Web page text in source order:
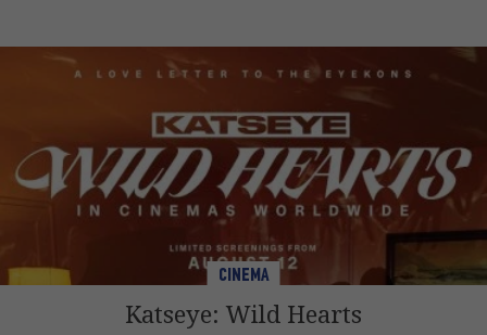
CINEMA
Katseye: Wild Hearts